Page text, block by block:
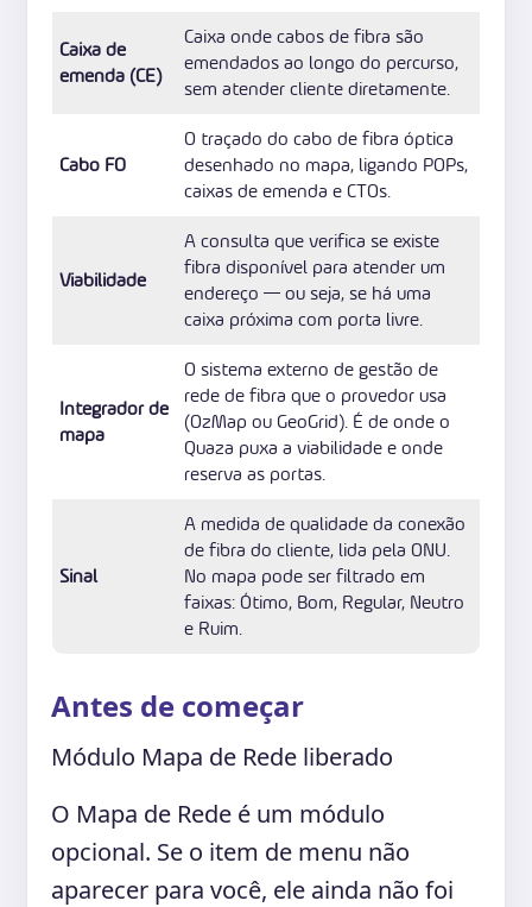
Caixa de
emenda (CE)
Caixa onde cabos de fibra são
emendados ao longo do percurso,
sem atender cliente diretamente.
Cabo FO
O traçado do cabo de fibra óptica
desenhado no mapa, ligando POPs,
caixas de emenda e CTOs.
Viabilidade
A consulta que verifica se existe
fibra disponível para atender um
endereço — ou seja, se há uma
caixa próxima com porta livre.
Integrador de
mapa
O sistema externo de gestão de
rede de fibra que o provedor usa
(OzMap ou GeoGrid). É de onde o
Quaza puxa a viabilidade e onde
reserva as portas.
Sinal
A medida de qualidade da conexão
de fibra do cliente, lida pela ONU.
No mapa pode ser filtrado em
faixas: Ótimo, Bom, Regular, Neutro
e Ruim.
Antes de começar
Módulo Mapa de Rede liberado
O Mapa de Rede é um módulo
opcional. Se o item de menu não
aparecer para você, ele ainda não foi